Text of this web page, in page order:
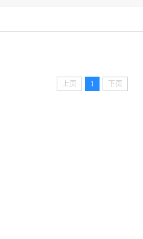
上页 1 下页